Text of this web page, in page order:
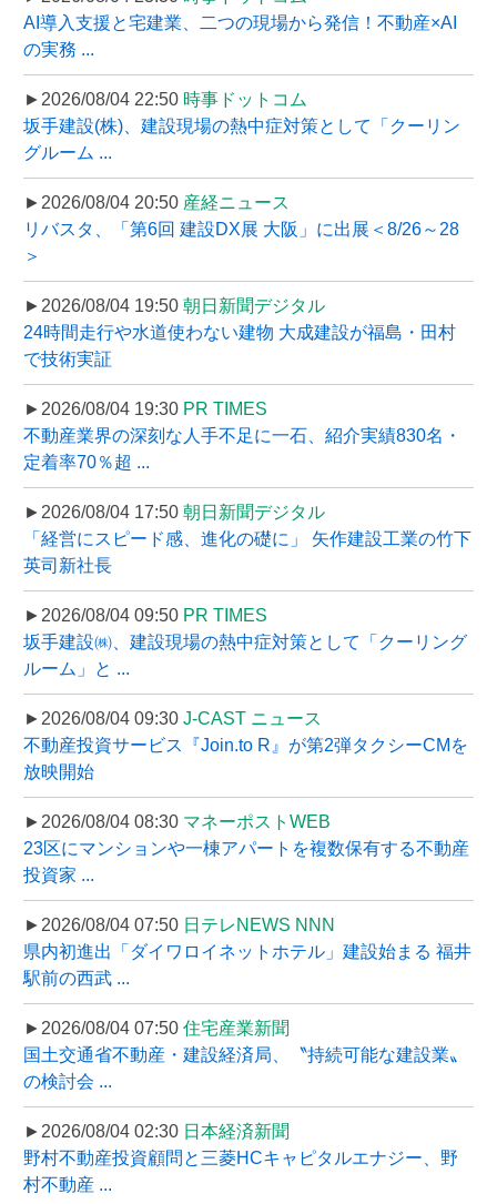
AI導入支援と宅建業、二つの現場から発信！不動産×AI
の実務 ...
►2026/08/04 22:50 時事ドットコム
坂手建設(株)、建設現場の熱中症対策として「クーリン
グルーム ...
►2026/08/04 20:50 産経ニュース
リバスタ、「第6回 建設DX展 大阪」に出展＜8/26～28
＞
►2026/08/04 19:50 朝日新聞デジタル
24時間走行や水道使わない建物 大成建設が福島・田村
で技術実証
►2026/08/04 19:30 PR TIMES
不動産業界の深刻な人手不足に一石、紹介実績830名・
定着率70％超 ...
►2026/08/04 17:50 朝日新聞デジタル
「経営にスピード感、進化の礎に」 矢作建設工業の竹下
英司新社長
►2026/08/04 09:50 PR TIMES
坂手建設㈱、建設現場の熱中症対策として「クーリング
ルーム」と ...
►2026/08/04 09:30 J-CAST ニュース
不動産投資サービス『Join.to R』が第2弾タクシーCMを
放映開始
►2026/08/04 08:30 マネーポストWEB
23区にマンションや一棟アパートを複数保有する不動産
投資家 ...
►2026/08/04 07:50 日テレNEWS NNN
県内初進出「ダイワロイネットホテル」建設始まる 福井
駅前の西武 ...
►2026/08/04 07:50 住宅産業新聞
国土交通省不動産・建設経済局、〝持続可能な建設業〟
の検討会 ...
►2026/08/04 02:30 日本経済新聞
野村不動産投資顧問と三菱HCキャピタルエナジー、野
村不動産 ...